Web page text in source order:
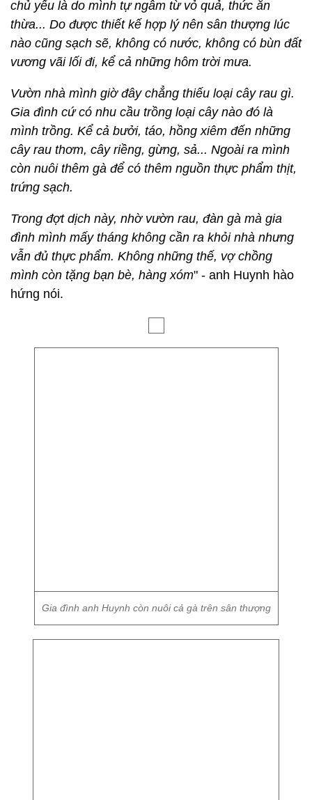
chủ yếu là do mình tự ngâm từ vỏ quả, thức ăn
thừa... Do được thiết kế hợp lý nên sân thượng lúc
nào cũng sạch sẽ, không có nước, không có bùn đất
vương vãi lối đi, kể cả những hôm trời mưa.
Vườn nhà mình giờ đây chẳng thiếu loại cây rau gì.
Gia đình cứ có nhu cầu trồng loại cây nào đó là
mình trồng. Kể cả bưởi, táo, hồng xiêm đến những
cây rau thơm, cây riềng, gừng, sả... Ngoài ra mình
còn nuôi thêm gà để có thêm nguồn thực phẩm thịt,
trứng sạch.
Trong đợt dịch này, nhờ vườn rau, đàn gà mà gia
đình mình mấy tháng không cần ra khỏi nhà nhưng
vẫn đủ thực phẩm. Không những thế, vợ chồng
mình còn tặng bạn bè, hàng xóm" - anh Huynh hào
hứng nói.
Gia đình anh Huynh còn nuôi cả gà trên sân thượng